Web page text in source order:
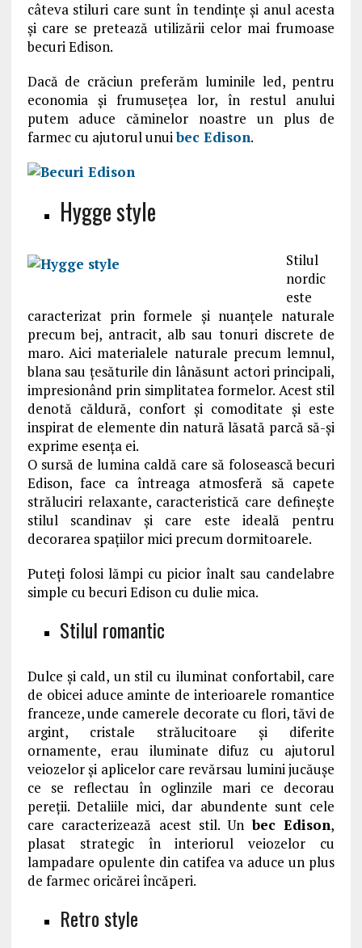
câteva stiluri care sunt în tendințe și anul acesta
și care se pretează utilizării celor mai frumoase
becuri Edison.
Dacă de crăciun preferăm luminile led, pentru
economia și frumusețea lor, în restul anului
putem aduce căminelor noastre un plus de
farmec cu ajutorul unuibec Edison.
Hygge style
Stilul
nordic
este
caracterizat prin formele și nuanțele naturale
precum bej, antracit, alb sau tonuri discrete de
maro. Aici materialele naturale precum lemnul,
blana sau țesăturile din lânăsunt actori principali,
impresionând prin simplitatea formelor. Acest stil
denotă căldură, confort și comoditate și este
inspirat de elemente din natură lăsată parcă să-și
exprime esența ei.
O sursă de lumina caldă care să folosească becuri
Edison, face ca întreaga atmosferă să capete
străluciri relaxante, caracteristică care definește
stilul scandinav și care este ideală pentru
decorarea spațiilor mici precum dormitoarele.
Puteți folosi lămpi cu picior înalt sau candelabre
simple cu becuri Edison cu dulie mica.
Stilul romantic
Dulce și cald, un stil cu iluminat confortabil, care
de obicei aduce aminte de interioarele romantice
franceze, unde camerele decorate cu flori, tăvi de
argint, cristale strălucitoare și diferite
ornamente, erau iluminate difuz cu ajutorul
veiozelor și aplicelor care revărsau lumini jucăușe
ce se reflectau în oglinzile mari ce decorau
pereții. Detaliile mici, dar abundente sunt cele
care caracterizează acest stil. Unbec Edison,
plasat strategic în interiorul veiozelor cu
lampadare opulente din catifea va aduce un plus
de farmec oricărei încăperi.
Retro style